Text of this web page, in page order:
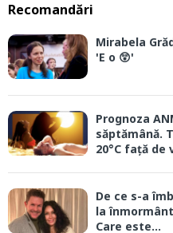
Recomandări
Mirabela
'E o 😲'
Prognoza
săptămână.
20°C față de
De ce s-a
la
Care este...